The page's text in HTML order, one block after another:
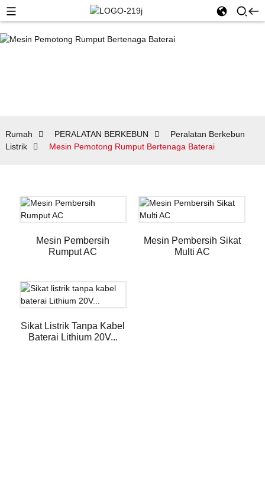
Rumah PERALATAN BERKEBUN
Peralatan Berkebun
Listrik
Mesin Pemotong Rumput Bertenaga Baterai
Mesin Pembersih
Rumput AC
Mesin Pembersih Sikat
Multi AC
Sikat Listrik Tanpa Kabel
Baterai Lithium 20V...